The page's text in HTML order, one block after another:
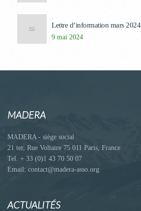
Lettre d’information mars 2024
9 mai 2024
MADERA
MADERA - siège social
21 ter, Rue Voltaire 75 011 Paris, France
Tel. + 33 (0)1 43 70 50 07
Email: contact@madera-asso.org
ACTUALITÉS